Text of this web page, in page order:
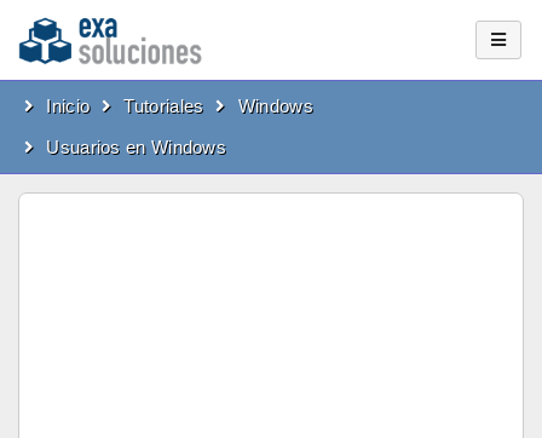
Inicio Tutoriales
Windows
Usuarios en Windows